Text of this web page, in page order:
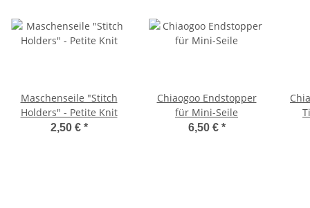
Maschenseile "Stitch
Holders" - Petite Knit
2,50 € *
Chiaogoo Endstopper
für Mini-Seile
6,50 € *